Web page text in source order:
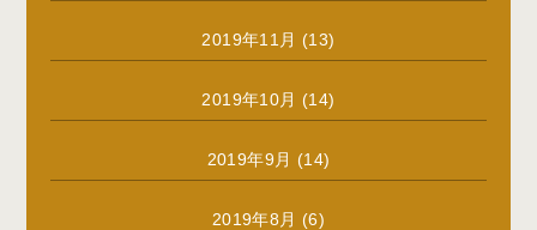
2019年11月 (13)
2019年10月 (14)
2019年9月 (14)
2019年8月 (6)